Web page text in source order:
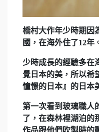
橋村大作年少時期因
國，在海外住了12年
少時成長的經驗多在
覺日本的美，所以希
憧憬的日本』的日本
第一次看到玻璃職人
了，在森林裡湖泊的
作品跟他們吹製時的